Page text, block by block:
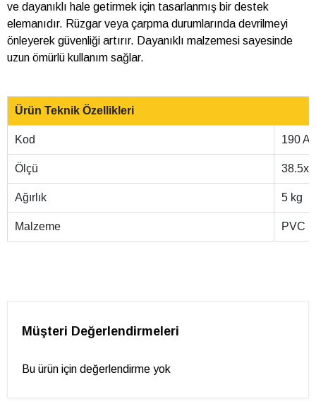
ve dayanıklı hale getirmek için tasarlanmış bir destek
elemanıdır. Rüzgar veya çarpma durumlarında devrilmeyi
önleyerek güvenliği artırır. Dayanıklı malzemesi sayesinde
uzun ömürlü kullanım sağlar.
Ürün Teknik Özellikleri
Kod 190
Ölçü
Ağırlık 5 kg
Malzeme PVC
Müşteri Değerlendirmeleri
Bu ürün için değerlendirme yok